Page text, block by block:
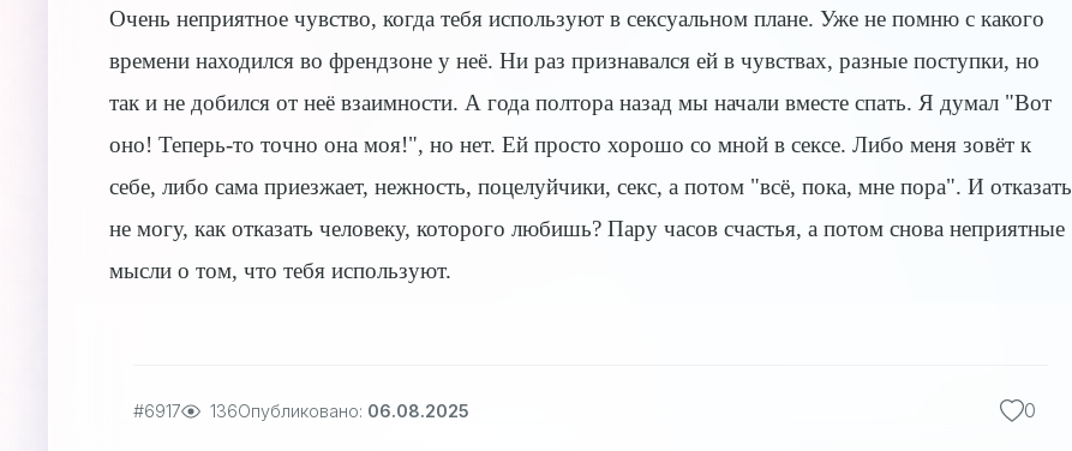
Очень неприятное чувство, когда тебя используют в сексуальном плане. Уже не помню с какого
времени находился во френдзоне у неё. Ни раз признавался ей в чувствах, разные поступки, но
так и не добился от неё взаимности. А года полтора назад мы начали вместе спать. Я думал "Вот
оно! Теперь-то точно она моя!", но нет. Ей просто хорошо со мной в сексе. Либо меня зовёт к
себе, либо сама приезжает, нежность, поцелуйчики, секс, а потом "всё, пока, мне пора". И отказать
не могу, как отказать человеку, которого любишь? Пару часов счастья, а потом снова неприятные
мысли о том, что тебя используют.
#6917 136Опубликовано: 06.08.2025 0